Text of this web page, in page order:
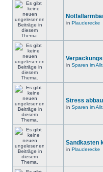
in Plauderecke
in Sparen im
Stress
in Sparen im
Sandkasten
in Plauderecke